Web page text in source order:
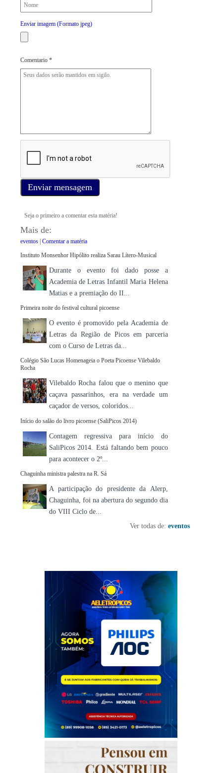
Enviar imagem (Formato jpeg)
Comentario *
Enviar mensagem
Seja o primeiro a comentar esta matéria!
Mais de:
eventos| Comentar a matéria
Instituto Monsenhor Hipólito realiza Sarau Lítero-Musical
Durante o evento foi dado posse a
Academia de Letras Infantil Maria Helena
Matias e a premiação do II...
Primeira noite do festival cultural picoense
O evento é promovido pela Academia de
Letras da Região de Picos em parceria
com o Curso de Letras da...
Colégio São Lucas Homenageia o Poeta Picoense Vilebaldo
Rocha
Vilebaldo Rocha falou que o menino que
caçava passarinhos, era na verdade um
caçador de versos, coloridos...
Início do salão do livro picoense (SaliPicos 2014)
Contagem regressiva para início do
SaliPicos 2014. Está faltando bem pouco
para acontecer o 2º...
Chaguinha ministra palestra na R. Sá
A participação do presidente da Alerp,
Chaguinha, foi na abertura do segundo dia
do VIII Ciclo de...
Ver todas de: eventos